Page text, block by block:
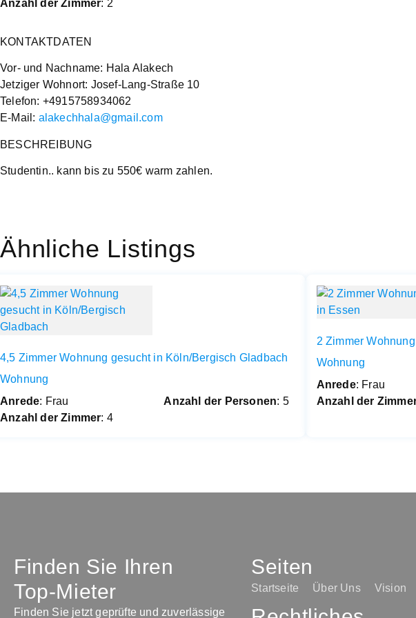
Anzahl der Zimmer: 2
KONTAKTDATEN
Vor- und Nachname: Hala Alakech
Jetziger Wohnort: Josef-Lang-Straße 10
Telefon: +4915758934062
E-Mail: alakechhala@gmail.com
BESCHREIBUNG
Studentin.. kann bis zu 550€ warm zahlen.
Ähnliche Listings
4,5 Zimmer Wohnung gesucht in Köln/Bergisch Gladbach
Wohnung
Anrede: Frau Anzahl der Personen: 5
Anzahl der Zimmer: 4
2 Zimmer
Wohnung
Anrede: Frau
Anzahl der
Finden Sie Ihren
Top-Mieter
Finden Sie jetzt geprüfte und zuverlässige
Seiten
Startseite Über Uns Vision